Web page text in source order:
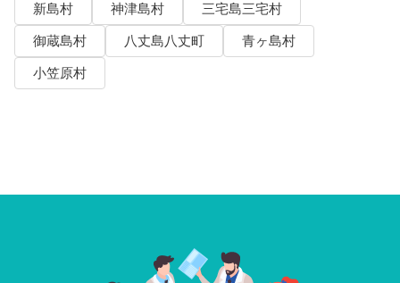
新島村
神津島村
三宅島三宅村
御蔵島村
八丈島八丈町
青ヶ島村
小笠原村